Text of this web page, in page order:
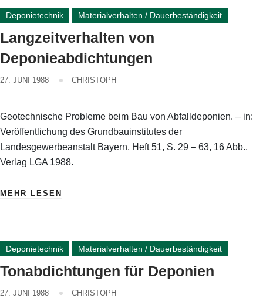
Deponietechnik Materialverhalten / Dauerbeständigkeit
Langzeitverhalten von
Deponieabdichtungen
27. JUNI 1988 CHRISTOPH
Geotechnische Probleme beim Bau von Abfalldeponien. – in:
Veröffentlichung des Grundbauinstitutes der
Landesgewerbeanstalt Bayern, Heft 51, S. 29 – 63, 16 Abb.,
Verlag LGA 1988.
MEHR LESEN
Deponietechnik Materialverhalten / Dauerbeständigkeit
Tonabdichtungen für Deponien
27. JUNI 1988 CHRISTOPH